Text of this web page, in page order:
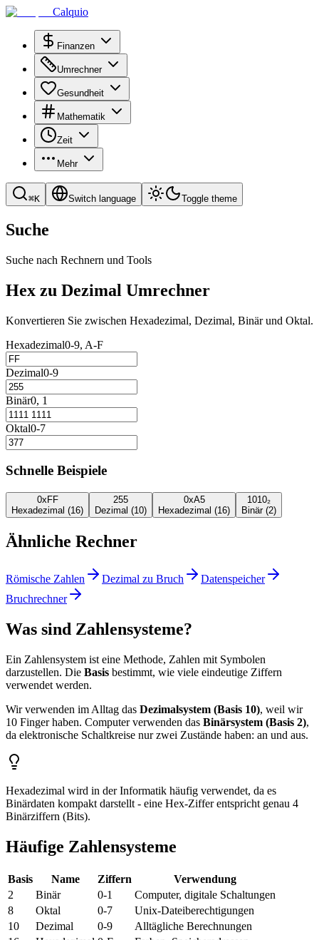
Calquio
Finanzen
Umrechner
Gesundheit
Mathematik
Zeit
Mehr
⌘K Switch language Toggle theme
Suche
Suche nach Rechnern und Tools
Hex zu Dezimal Umrechner
Konvertieren Sie zwischen Hexadezimal, Dezimal, Binär und Oktal.
Hexadezimal0-9, A-F
Dezimal0-9
Binär0, 1
Oktal0-7
Schnelle Beispiele
0xFF
Hexadezimal (16)
255
Dezimal (10)
0xA5
Hexadezimal (16)
1010₂
Binär (2)
Ähnliche Rechner
Römische Zahlen Dezimal zu Bruch
Datenspeicher
Bruchrechner
Was sind Zahlensysteme?
Ein Zahlensystem ist eine Methode, Zahlen mit Symbolen
darzustellen. Die Basis bestimmt, wie viele eindeutige Ziffern
verwendet werden.
Wir verwenden im Alltag das Dezimalsystem (Basis 10), weil wir
10 Finger haben. Computer verwenden das Binärsystem (Basis 2),
da elektronische Schaltkreise nur zwei Zustände haben: an und aus.
Hexadezimal wird in der Informatik häufig verwendet, da es
Binärdaten kompakt darstellt - eine Hex-Ziffer entspricht genau 4
Binärziffern (Bits).
Häufige Zahlensysteme
Basis Name Ziffern
Verwendung
2
Binär 0-1
Computer, digitale Schaltungen
8
Oktal 0-7
Unix-Dateiberechtigungen
10
Dezimal 0-9
Alltägliche Berechnungen